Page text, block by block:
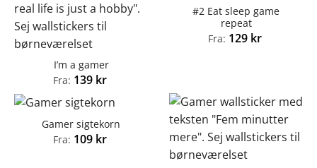
I’m a gamer
Fra: 139 kr
#2 Eat sleep game
repeat
Fra: 129 kr
Gamer sigtekorn
Fra: 109 kr